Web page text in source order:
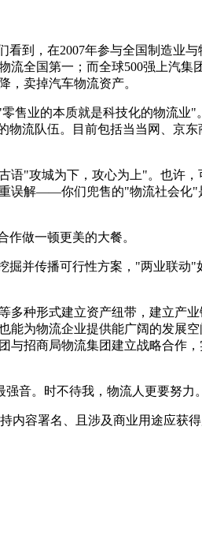
到，在2007年参与全国制造业与
全国第一；而全球500强上汽集
，卖掉汽车物流资产。
售业的本质就是科技化的物流业"
物流队伍。目前包括当当网、京
语"攻城为下，攻心为上"。也许
误解——你们兜售的"物流社会化"
做一顿更美的大餐。
掘并传播可行性方案，"两业联动"
多种形式建立资产纽带，建立产
能为物流企业提供能广阔的发展
与招商局物流集团建立战略合作
音。时不待我，物流人更要努力。
内容署名、且涉及商业用途应获得